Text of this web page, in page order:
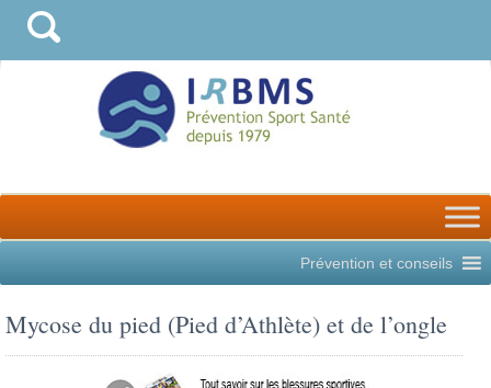
Prévention et conseils
Mycose du pied (Pied d’Athlète) et de l’ongle